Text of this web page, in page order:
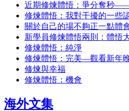
近期修煉體悟：爭分奪秒――
修煉體悟：我對干擾的一些
關於自己的場不夠正一點體
新學員修煉體悟兩則：體悟
修煉體悟：純淨
修煉體悟：完美―觀看新年
修煉與幸福
修煉體悟：機會
海外文集